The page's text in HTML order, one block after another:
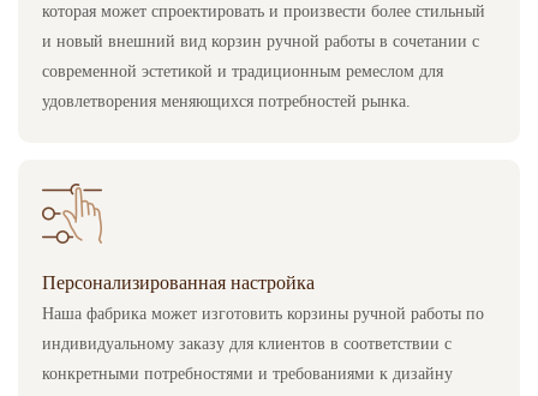
которая может спроектировать и произвести более стильный
и новый внешний вид корзин ручной работы в сочетании с
современной эстетикой и традиционным ремеслом для
удовлетворения меняющихся потребностей рынка.
Персонализированная настройка
Наша фабрика может изготовить корзины ручной работы по
индивидуальному заказу для клиентов в соответствии с
конкретными потребностями и требованиями к дизайну